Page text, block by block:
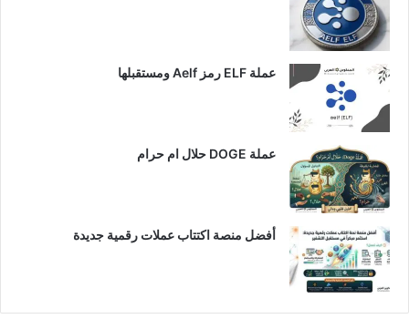
عملة ELF رمز Aelf ومستقبلها
عملة DOGE حلال ام حرام
أفضل منصة اكتتاب عملات رقمية جديدة